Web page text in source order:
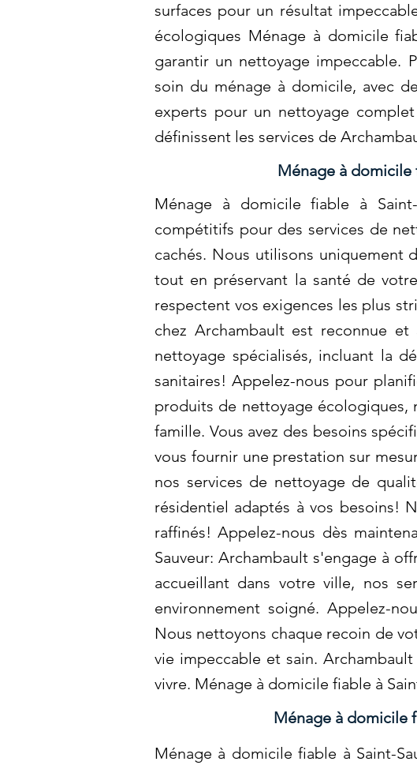
surfaces pour un résultat
écologiques Ménage à domicile
garantir un nettoyage impeccable.
soin du ménage à domicile, avec
experts pour un nettoyage
définissent les services de
Ménage à domicile
Ménage à domicile fiable à
compétitifs pour des services de
cachés. Nous utilisons
tout en préservant la santé de
respectent vos exigences les plus
chez Archambault est reconnue
nettoyage spécialisés, incluant la
sanitaires! Appelez-nous pour
produits de nettoyage écologiques,
famille. Vous avez des besoins
vous fournir une prestation sur
nos services de nettoyage de
résidentiel adaptés à vos besoins!
raffinés! Appelez-nous dès
Sauveur: Archambault s'engage à
accueillant dans votre ville, nos
environnement soigné. Appelez-
Nous nettoyons chaque recoin de
vie impeccable et sain.
vivre. Ménage à domicile fiable à
Ménage à domicile
Ménage à domicile fiable à Saint-